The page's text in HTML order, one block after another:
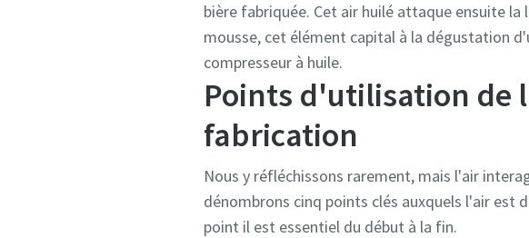
bière fabriquée. Cet air huilé attaque ensuite
mousse, cet élément capital à la dégustation
compresseur à huile.
Points d'utilisation de
fabrication
Nous y réfléchissons rarement, mais l'air
dénombrons cinq points clés auxquels l'air est
point il est essentiel du début à la fin.